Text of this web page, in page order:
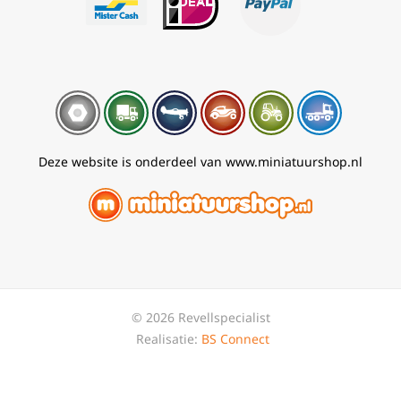
Deze website is onderdeel van www.miniatuurshop.nl
© 2026 Revellspecialist
Realisatie: BS Connect